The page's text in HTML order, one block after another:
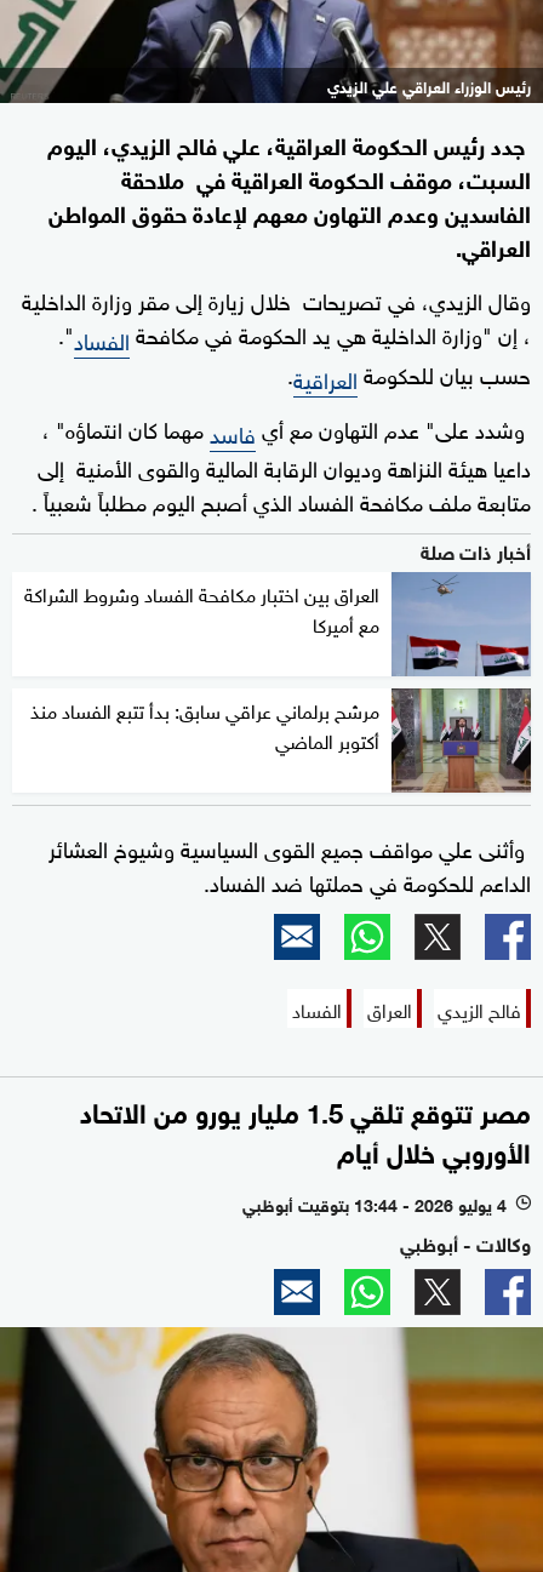
رئيس الوزراء العراقي علي الزيدي
جدد رئيس الحكومة العراقية، علي فالح الزيدي، اليوم
السبت، موقف الحكومة العراقية في ملاحقة
الفاسدين وعدم التهاون معهم لإعادة حقوق المواطن
العراقي.
وقال الزيدي، في تصريحات خلال زيارة إلى مقر وزارة الداخلية
، إن "وزارة الداخلية هي يد الحكومة في مكافحةالفساد".
حسب بيان للحكومةالعراقية.
وشدد على" عدم التهاون مع أيفاسدمهما كان انتماؤه" ،
داعيا هيئة النزاهة وديوان الرقابة المالية والقوى الأمنية إلى
متابعة ملف مكافحة الفساد الذي أصبح اليوم مطلباً شعبياً .
أخبار ذات صلة
العراق بين اختبار مكافحة الفساد وشروط الشراكة
مع أميركا
مرشح برلماني عراقي سابق: بدأ تتبع الفساد منذ
أكتوبر الماضي
وأثنى علي مواقف جميع القوى السياسية وشيوخ العشائر
الداعم للحكومة في حملتها ضد الفساد.
فالح الزيدي العراق الفساد
مصر تتوقع تلقي 1.5 مليار يورو من الاتحاد
الأوروبي خلال أيام
l 4 يوليو 2026 - 13:44 بتوقيت أبوظبي
وكالات - أبوظبي